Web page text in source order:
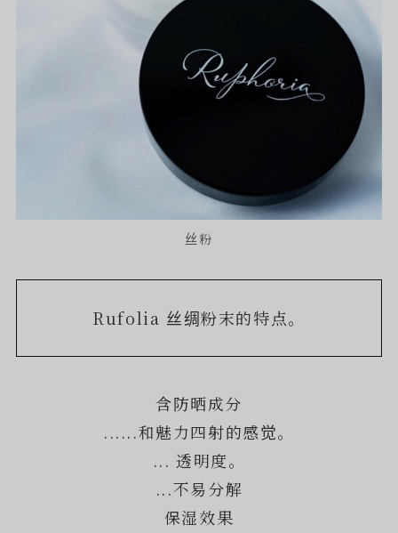
丝粉
Rufolia 丝绸粉末的特点。
含防晒成分
......和魅力四射的感觉。
... 透明度。
...不易分解
保湿效果